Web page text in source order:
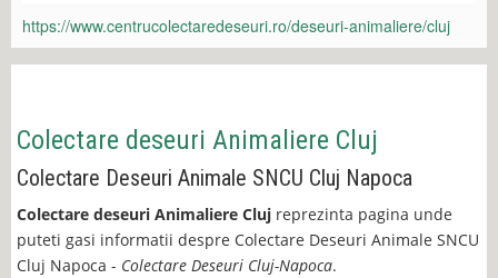
https://www.centrucolectaredeseuri.ro/deseuri-animaliere/cluj
Colectare deseuri Animaliere Cluj
Colectare Deseuri Animale SNCU Cluj Napoca
Colectare deseuri Animaliere Cluj reprezinta pagina unde
puteti gasi informatii despre Colectare Deseuri Animale SNCU
Cluj Napoca - Colectare Deseuri Cluj-Napoca.